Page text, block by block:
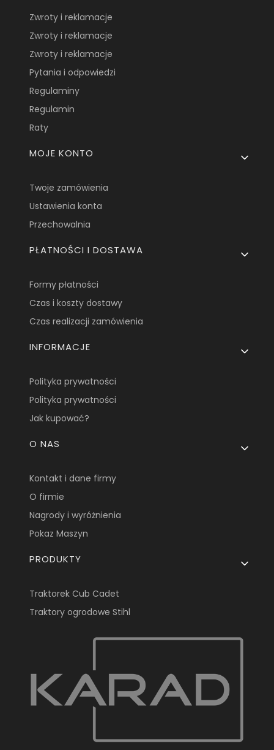
Zwroty i reklamacje
Zwroty i reklamacje
Zwroty i reklamacje
Pytania i odpowiedzi
Regulaminy
Regulamin
Raty
MOJE KONTO
Twoje zamówienia
Ustawienia konta
Przechowalnia
PŁATNOŚCI I DOSTAWA
Formy płatności
Czas i koszty dostawy
Czas realizacji zamówienia
INFORMACJE
Polityka prywatności
Polityka prywatności
Jak kupować?
O NAS
Kontakt i dane firmy
O firmie
Nagrody i wyróżnienia
Pokaz Maszyn
PRODUKTY
Traktorek Cub Cadet
Traktory ogrodowe Stihl